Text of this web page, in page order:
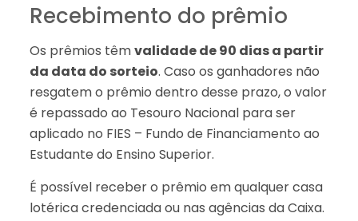
Recebimento do prêmio
Os prêmios têmvalidade de 90 dias a partir
da data do sorteio. Caso os ganhadores não
resgatem o prêmio dentro desse prazo, o valor
é repassado ao Tesouro Nacional para ser
aplicado no FIES – Fundo de Financiamento ao
Estudante do Ensino Superior.
É possível receber o prêmio em qualquer casa
lotérica credenciada ou nas agências da Caixa.